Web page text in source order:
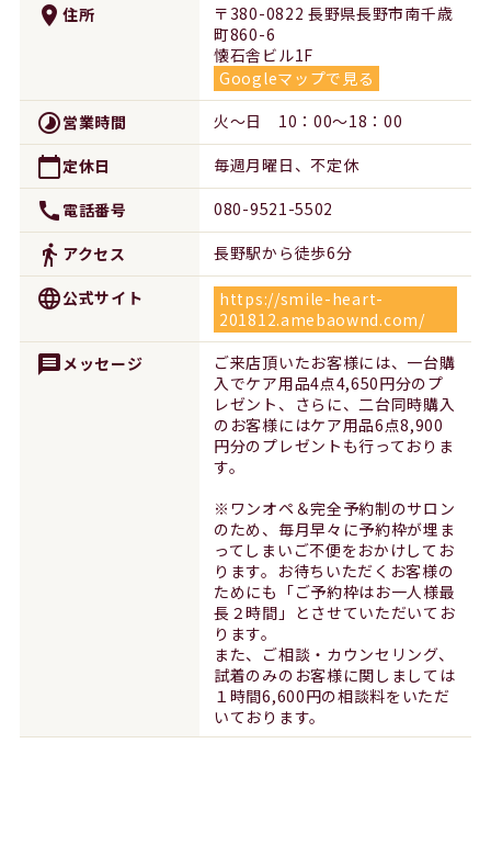
place 住所
〒380-0822 長野県長野市南千歳
町860-6
懐石舎ビル1F
Googleマップで見る
timelapse営業時間 火～日 10：00～18：00
calendar_today定休日 毎週月曜日、不定休
call 電話番号 080-9521-5502
directions_walk アクセス 長野駅から徒歩6分
language公式サイト
https://smile-heart-
201812.amebaownd.com/
message メッセージ
ご来店頂いたお客様には、一台購
入でケア用品4点4,650円分のプ
レゼント、さらに、二台同時購入
のお客様にはケア用品6点8,900
円分のプレゼントも行っておりま
す。
※ワンオペ＆完全予約制のサロン
のため、毎月早々に予約枠が埋ま
ってしまいご不便をおかけしてお
ります。お待ちいただくお客様の
ためにも「ご予約枠はお一人様最
長２時間」とさせていただいてお
ります。
また、ご相談・カウンセリング、
試着のみのお客様に関しましては
１時間6,600円の相談料をいただ
いております。